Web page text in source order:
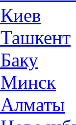
Киев
Ташкент
Баку
Минск
Алматы